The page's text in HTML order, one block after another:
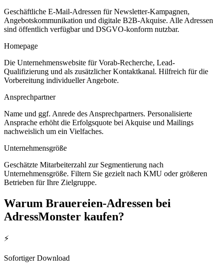
Geschäftliche E-Mail-Adressen für Newsletter-Kampagnen,
Angebotskommunikation und digitale B2B-Akquise. Alle Adressen
sind öffentlich verfügbar und DSGVO-konform nutzbar.
Homepage
Die Unternehmenswebsite für Vorab-Recherche, Lead-
Qualifizierung und als zusätzlicher Kontaktkanal. Hilfreich für die
Vorbereitung individueller Angebote.
Ansprechpartner
Name und ggf. Anrede des Ansprechpartners. Personalisierte
Ansprache erhöht die Erfolgsquote bei Akquise und Mailings
nachweislich um ein Vielfaches.
Unternehmensgröße
Geschätzte Mitarbeiterzahl zur Segmentierung nach
Unternehmensgröße. Filtern Sie gezielt nach KMU oder größeren
Betrieben für Ihre Zielgruppe.
Warum Brauereien-Adressen bei
AdressMonster kaufen?
⚡
Sofortiger Download